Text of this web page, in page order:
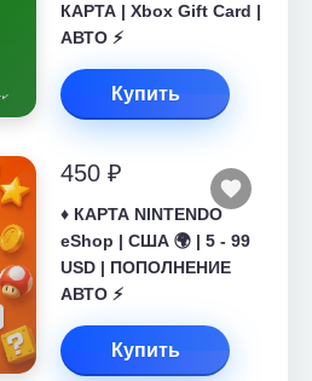
КАРТА | Xbox Gift Card |
АВТО ⚡
Купить
450 ₽
♦️ КАРТА NINTENDO
eShop | США 🌍 | 5 - 99
USD | ПОПОЛНЕНИЕ
АВТО ⚡
Купить